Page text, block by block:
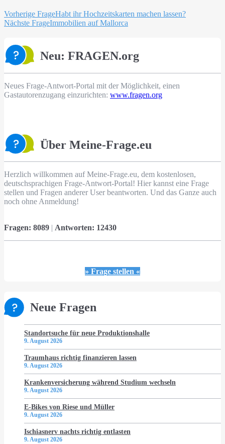
Beitragsnavigation
Vorherige FrageHabt ihr Hochzeitskarten machen lassen?
Nächste FrageImmobilien auf Mallorca
Neu: FRAGEN.org
Neues Frage-Antwort-Portal mit der Möglichkeit, einen
Gastautorenzugang einzurichten: www.fragen.org
Über Meine-Frage.eu
Herzlich willkommen auf Meine-Frage.eu, dem kostenlosen,
deutschsprachigen Frage-Antwort-Portal! Hier kannst eine Frage
stellen und Fragen anderer User beantworten. Und das Ganze auch
noch ohne Anmeldung!
Fragen: 8089 | Antworten: 12430
» Frage stellen «
Neue Fragen
Standortsuche für neue Produktionshalle
9. August 2026
Traumhaus richtig finanzieren lassen
9. August 2026
Krankenversicherung während Studium wechseln
9. August 2026
E-Bikes von Riese und Müller
9. August 2026
Ischiasnerv nachts richtig entlasten
9. August 2026